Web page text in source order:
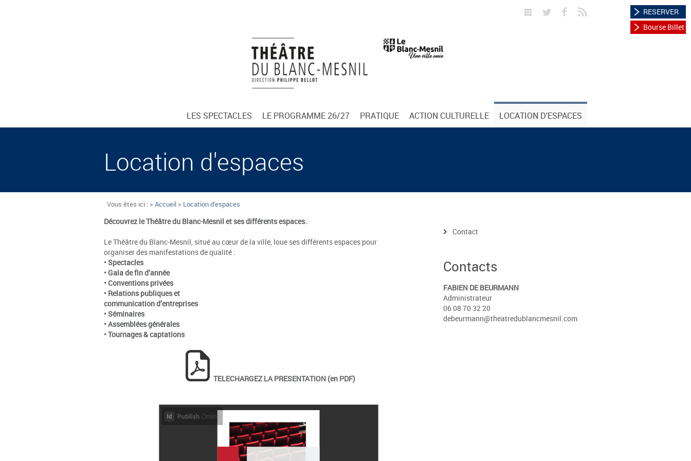
RESERVER
Bourse Billet
LES SPECTACLES LE PROGRAMME 26/27 PRATIQUE ACTION CULTURELLE LOCATION D'ESPACES
Location d'espaces
Vous êtes ici : >Accueil > Location d'espaces
Découvrez le Théâtre du Blanc-Mesnil et ses différents espaces.
Le Théâtre du Blanc-Mesnil, situé au cœur de la ville, loue ses différents espaces pour
organiser des manifestations de qualité :
•Spectacles
• Gala de fin d’année
• Conventions privées
• Relations publiques et
communication d’entreprises
• Séminaires
• Assemblées générales
• Tournages & captations
TELECHARGEZ LA PRESENTATION (en PDF)
Contact
Contacts
FABIEN DE BEURMANN
Administrateur
06 08 70 32 20
debeurmann@theatredublancmesnil.com